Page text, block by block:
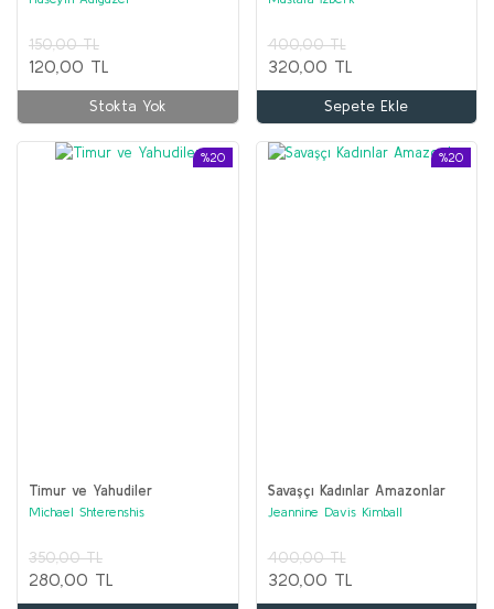
150,00 TL
120,00 TL
Stokta Yok
400,00 TL
320,00 TL
Sepete Ekle
%20
Timur ve Yahudiler
Michael Shterenshis
350,00 TL
280,00 TL
%20
Savaşçı Kadınlar Amazonlar
Jeannine Davis Kimball
400,00 TL
320,00 TL